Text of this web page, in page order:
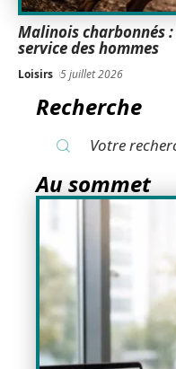
Malinois charbonnés :
service des hommes
Loisirs 5 juillet 2026
Recherche
Au sommet